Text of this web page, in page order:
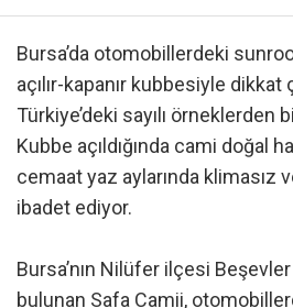
Bursa’da otomobillerdeki
açılır-kapanır kubbesiyle
Türkiye’deki sayılı örneklerden
Kubbe açıldığında cami doğal
cemaat yaz aylarında klimasız
ibadet ediyor.
Bursa’nın Nilüfer ilçesi
bulunan Safa Camii,